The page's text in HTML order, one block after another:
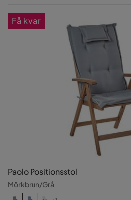
Paolo Positionsstol
Mörkbrun/Grå
Få kvar